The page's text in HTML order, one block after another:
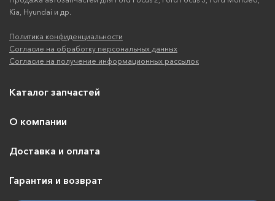
Kia, Hyundai и др.
Политика конфиденциальности
Согласие на обработку персональных данных
Согласие на получение информационных рассылок
Каталог запчастей
О компании
Доставка и оплата
Гарантия и возврат